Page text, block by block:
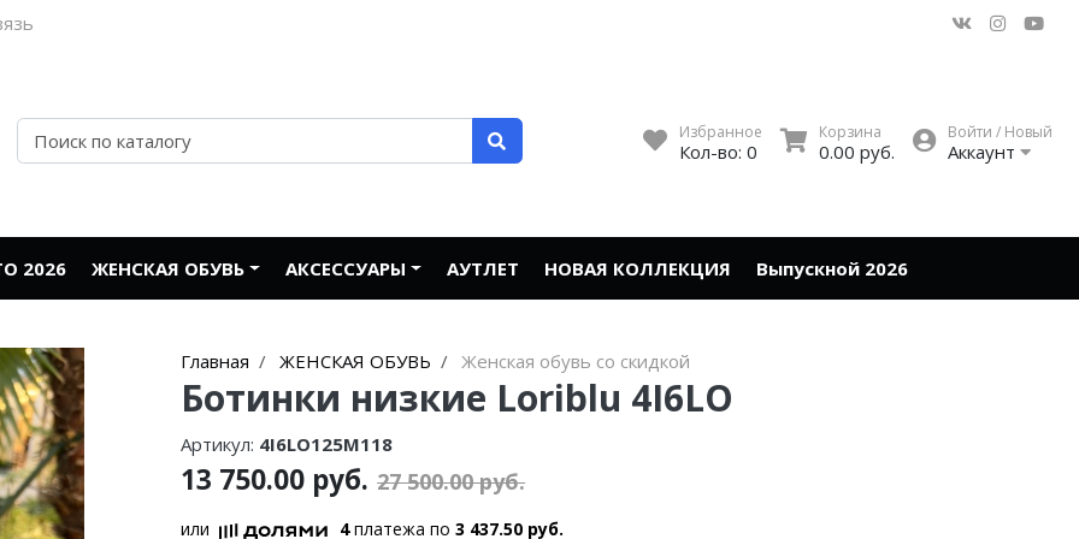
Избранное
Кол-во: 0
Корзина
0.00 руб.
Войти / Новый
Аккаунт
2026 ЖЕНСКАЯ ОБУВЬ АКСЕССУАРЫ АУТЛЕТ НОВАЯ КОЛЛЕКЦИЯ Выпускной 2026
Главная ЖЕНСКАЯ ОБУВЬ Женская обувь со скидкой
Ботинки низкие Loriblu 4I6LO
Артикул: 4I6LO125M118
13 750.00 руб. 27 500.00 руб.
или 4платежа по3 437.50 руб.